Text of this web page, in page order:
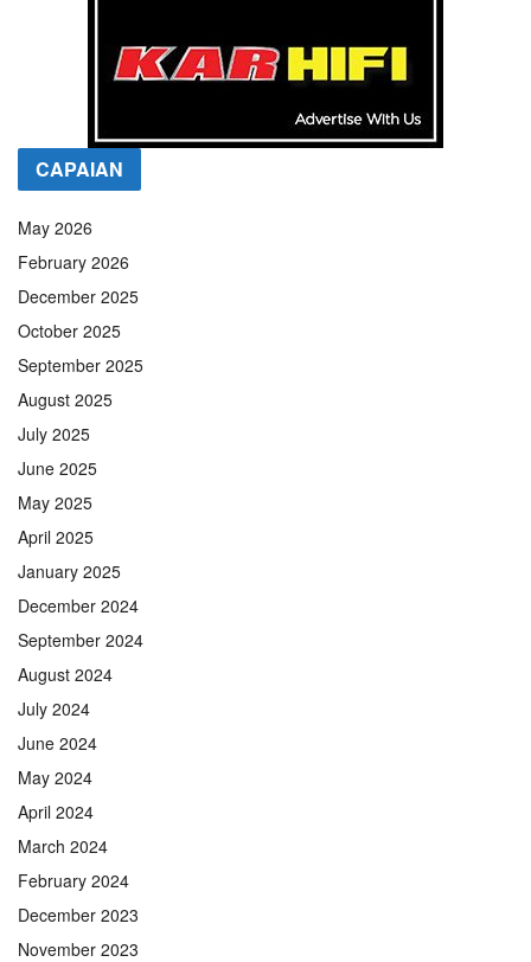
CAPAIAN
May 2026
February 2026
December 2025
October 2025
September 2025
August 2025
July 2025
June 2025
May 2025
April 2025
January 2025
December 2024
September 2024
August 2024
July 2024
June 2024
May 2024
April 2024
March 2024
February 2024
December 2023
November 2023